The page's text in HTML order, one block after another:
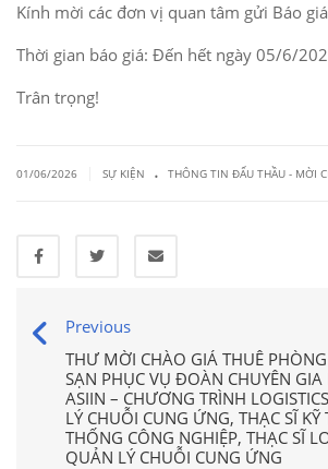
Kính mời các đơn vị quan tâm gửi Báo
Thời gian báo giá: Đến hết ngày 05/6/
Trân trọng!
01/06/2026 SỰ KIỆN . THÔNG TIN ĐẤU THẦU - MỜI
Previous
THƯ MỜI CHÀO GIÁ THUÊ
SẠN PHỤC VỤ ĐOÀN CHUYÊN
ASIIN – CHƯƠNG TRÌNH
LÝ CHUỖI CUNG ỨNG, THẠC SĨ KỸ
THỐNG CÔNG NGHIỆP, THẠC SĨ
QUẢN LÝ CHUỖI CUNG ỨNG